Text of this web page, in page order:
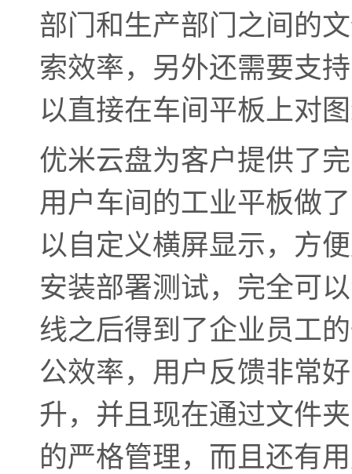
部门和生产部门之间的
索效率，另外还需要支
以直接在车间平板上对
优米云盘为客户提供了
用户车间的工业平板做
以自定义横屏显示，方
安装部署测试，完全可
线之后得到了企业员工
公效率，用户反馈非常
升，并且现在通过文件
的严格管理，而且还有